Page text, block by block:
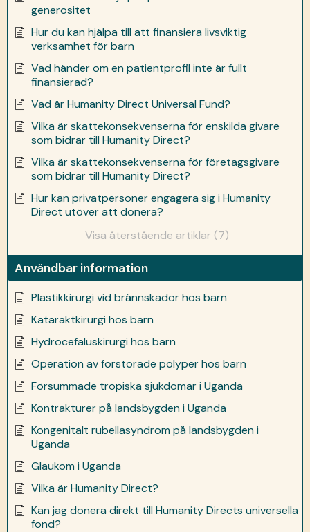
generositet
Hur du kan hjälpa till att finansiera livsviktig
verksamhet för barn
Vad händer om en patientprofil inte är fullt
finansierad?
Vad är Humanity Direct Universal Fund?
Vilka är skattekonsekvenserna för enskilda givare
som bidrar till Humanity Direct?
Vilka är skattekonsekvenserna för företagsgivare
som bidrar till Humanity Direct?
Hur kan privatpersoner engagera sig i Humanity
Direct utöver att donera?
Visa återstående artiklar (7)
Användbar information
Plastikkirurgi vid brännskador hos barn
Kataraktkirurgi hos barn
Hydrocefaluskirurgi hos barn
Operation av förstorade polyper hos barn
Försummade tropiska sjukdomar i Uganda
Kontrakturer på landsbygden i Uganda
Kongenitalt rubellasyndrom på landsbygden i
Uganda
Glaukom i Uganda
Vilka är Humanity Direct?
Kan jag donera direkt till Humanity Directs universella
fond?